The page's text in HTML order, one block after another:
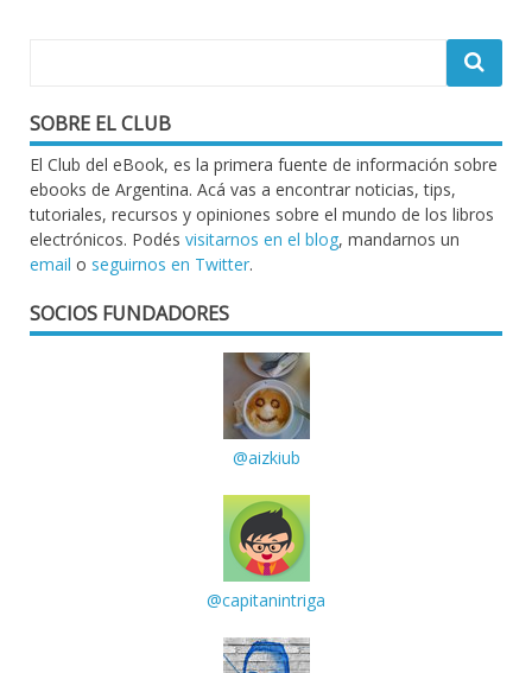
SOBRE EL CLUB
El Club del eBook, es la primera fuente de información sobre
ebooks de Argentina. Acá vas a encontrar noticias, tips,
tutoriales, recursos y opiniones sobre el mundo de los libros
electrónicos. Podés visitarnos en el blog, mandarnos un
email o seguirnos en Twitter.
SOCIOS FUNDADORES
@aizkiub
@capitanintriga